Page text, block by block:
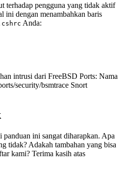
terhadap pengguna yang tidak aktif
ini dengan menambahkan baris
Anda:
intrusi dari FreeBSD Ports: Nama
security/bsmtrace Snort
ini sangat diharapkan. Apa
tidak? Adakah tambahan yang bisa
kami? Terima kasih atas